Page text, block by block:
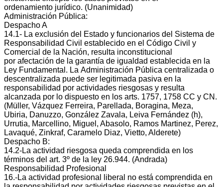
ordenamiento jurídico. (Unanimidad)
Administración Pública:
Despacho A
14.1‐ La exclusión del Estado y funcionarios del Sistema de
Responsabilidad Civil establecido en el Código Civil y
Comercial de la Nación, resulta inconstitucional
por afectación de la garantía de igualdad establecida en la
Ley Fundamental. La Administración Pública centralizada o
descentralizada puede ser legitimada pasiva en la
responsabilidad por actividades riesgosas y resulta
alcanzada por lo dispuesto en los arts. 1757, 1758 CC y CN.
(Müller, Vázquez Ferreira, Parellada, Boragina, Meza,
Ubiria, Danuzzo, González Zavala, Leiva Fernández (h),
Urrutia, Marcellino, Miguel, Abasolo, Ramos Martinez, Perez,
Lavaqué, Zinkraf, Caramelo Diaz, Vietto, Alderete)
Despacho B:
14.2‐La actividad riesgosa queda comprendida en los
términos del art. 3º de la ley 26.944. (Andrada)
Responsabilidad Profesional
16.‐La actividad profesional liberal no está comprendida en